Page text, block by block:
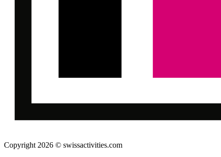
Copyright 2026 © swissactivities.com